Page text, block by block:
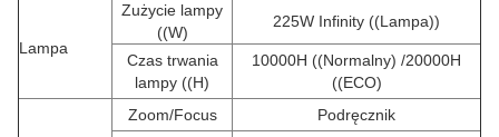
Lampa
Zużycie lampy
((W)
225W Infinity ((Lampa))
Czas trwania
lampy ((H)
10000H ((Normalny) /20000H
((ECO)
Zoom/Focus
Podręcznik